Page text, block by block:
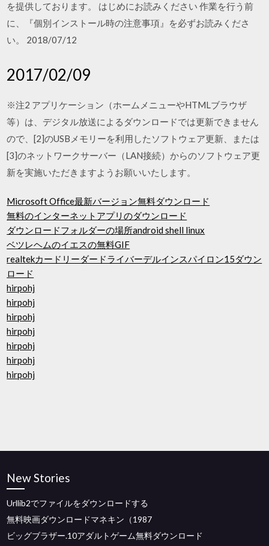
を提供しております。 はじめにお読みください 作業を行う前
に、『個別インストール時の注意事項』を必ずお読みくださ
い。 2018/07/12
2017/02/09
※注2 アプリケーション（ホームメニューやHTMLブラウザ
等）は、デジタル放送によるダウンロードでは更新できません
ので、[2]のUSBメモリーを利用したソフトウェア更新、または
[3]のネットワークサーバー（LAN接続）からのソフトウェア更
新を実施いただきますようお願いいたします。
Microsoft Office最新バージョン無料ダウンロード
無料のインターネットアプリのダウンロード
ダウンロードフォルダーの場所android shell linux
ベツレヘムのイエスの無料GIF
realtekカードリーダードライバーデルインスパイロン15ダウン
ロード
hirpohj
hirpohj
hirpohj
hirpohj
hirpohj
hirpohj
hirpohj
New Stories
Urllib2でファイルをダウンロードする
無料映画ダウンロードマネキン（1987
ビッグブラザー.10アダルトゲーム無料ダウンロード